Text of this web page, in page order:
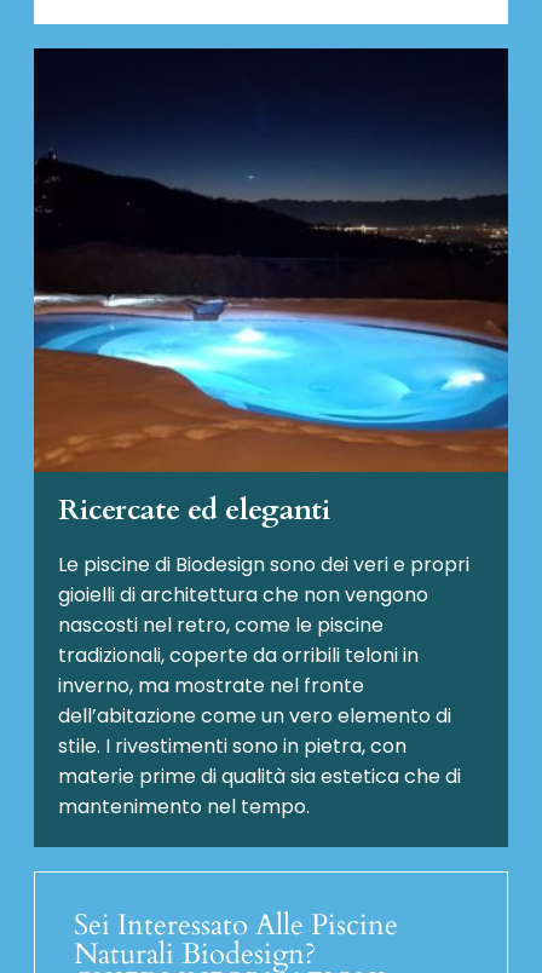
Ricercate ed eleganti
Le piscine di Biodesign sono dei veri e propri
gioielli di architettura che non vengono
nascosti nel retro, come le piscine
tradizionali, coperte da orribili teloni in
inverno, ma mostrate nel fronte
dell’abitazione come un vero elemento di
stile. I rivestimenti sono in pietra, con
materie prime di qualità sia estetica che di
mantenimento nel tempo.
Sei Interessato Alle Piscine
Naturali Biodesign?